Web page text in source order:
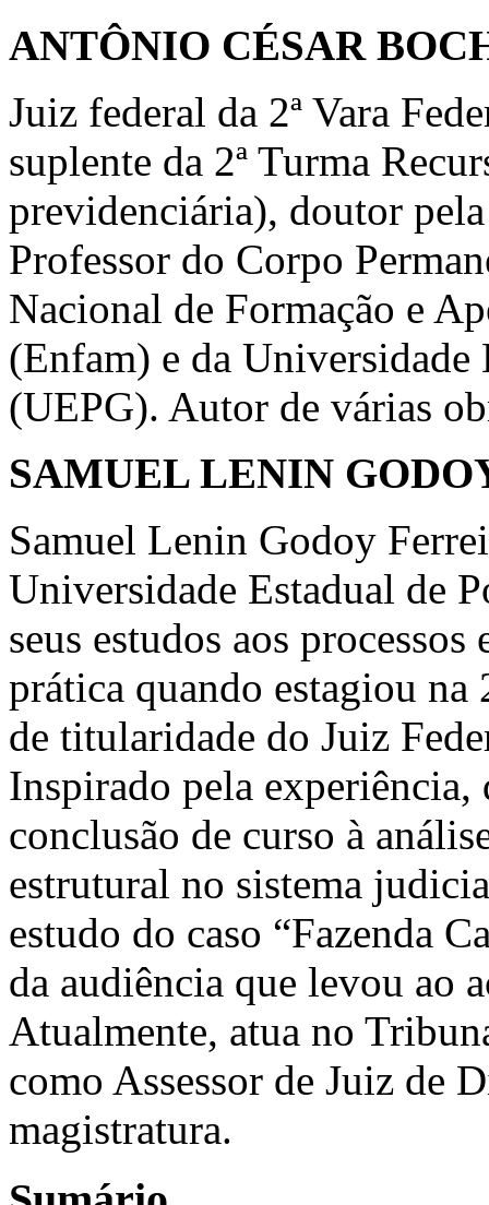
ANTÔNIO CÉSAR
Juiz federal da 2ª Vara
suplente da 2ª Turma
previdenciária), doutor
Professor do Corpo
Nacional de Formação e
(Enfam) e da Universidade
(UEPG). Autor de várias
SAMUEL LENIN
Samuel Lenin Godoy
Universidade Estadual de
seus estudos aos
prática quando estagiou na
de titularidade do Juiz
Inspirado pela experiência,
conclusão de curso à
estrutural no sistema
estudo do caso “Fazenda
da audiência que levou ao
Atualmente, atua no
como Assessor de Juiz de
magistratura.